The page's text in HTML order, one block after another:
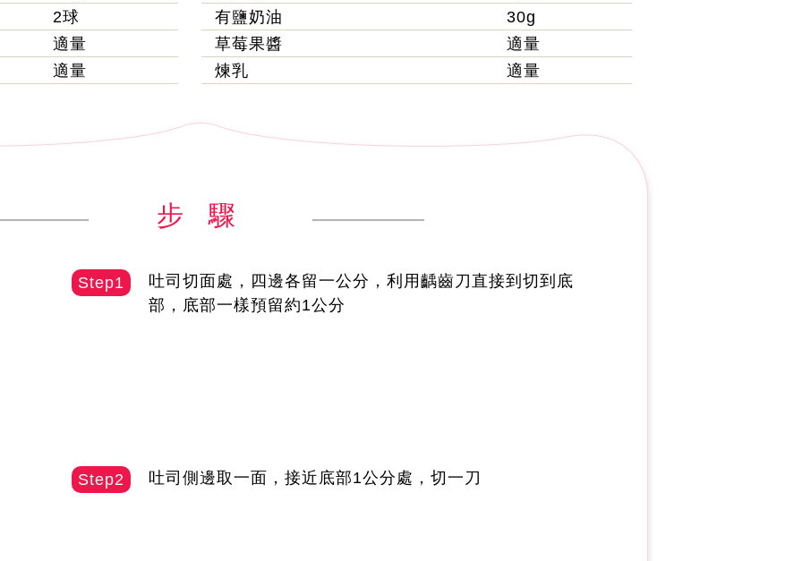
2球
適量
適量
有鹽奶油
30g
草莓果醬
適量
煉乳
適量
步 驟
Step1
吐司切面處，四邊各留一公分，利用齲齒刀直接到切到底
部，底部一樣預留約1公分
Step2 吐司側邊取一面，接近底部1公分處，切一刀